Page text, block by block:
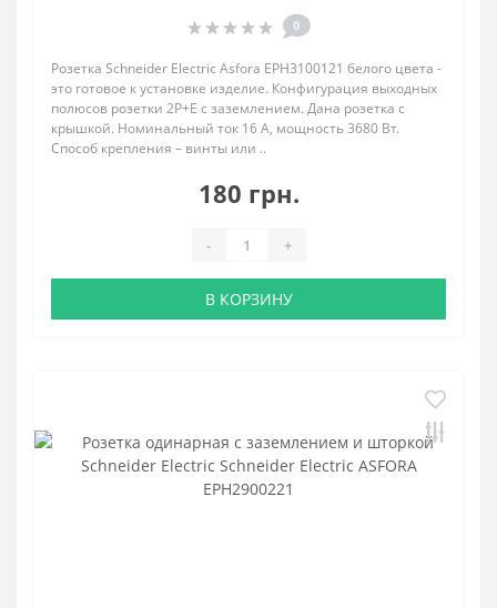
0
Розетка Schneider Electric Asfora EPH3100121 белого цвета -
это готовое к установке изделие. Конфигурация выходных
полюсов розетки 2P+E с заземлением. Дана розетка с
крышкой. Номинальный ток 16 А, мощность 3680 Вт.
Способ крепления – винты или ..
180 грн.
- +
В КОРЗИНУ